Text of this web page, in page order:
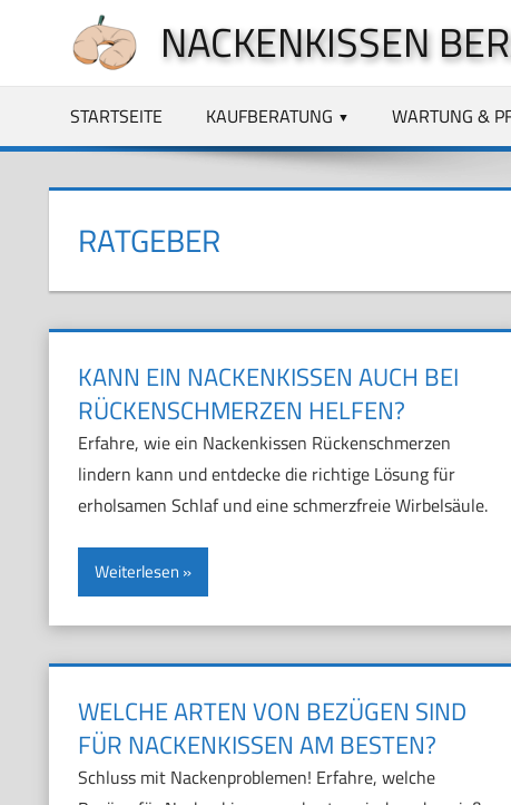
springen
NACKENKISSEN
STARTSEITE KAUFBERATUNG WARTUNG &
RATGEBER
KANN EIN NACKENKISSEN AUCH BEI
RÜCKENSCHMERZEN HELFEN?
Erfahre, wie ein Nackenkissen Rückenschmerzen
lindern kann und entdecke die richtige Lösung für
erholsamen Schlaf und eine schmerzfreie Wirbelsäule.
Weiterlesen
WELCHE ARTEN VON BEZÜGEN SIND
FÜR NACKENKISSEN AM BESTEN?
Schluss mit Nackenproblemen! Erfahre, welche